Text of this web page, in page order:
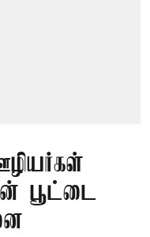
பூட்டை